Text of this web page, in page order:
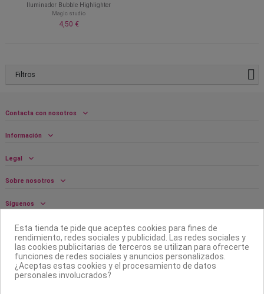
Iluminador Bubble Highlighter
Magic studio
4,50 €
Filtros
Contacta con nosotros
Información
Legal
Sobre nosotros
Síguenos
Boletín
Esta tienda te pide que aceptes cookies para fines de
rendimiento, redes sociales y publicidad. Las redes sociales y
las cookies publicitarias de terceros se utilizan para ofrecerte
funciones de redes sociales y anuncios personalizados.
¿Aceptas estas cookies y el procesamiento de datos
personales involucrados?